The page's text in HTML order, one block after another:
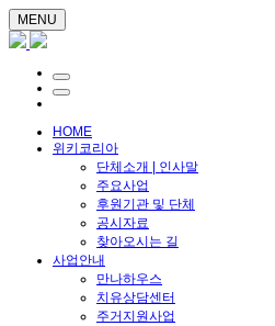
MENU
HOME
위키코리아
단체소개 | 인사말
주요사업
후원기관 및 단체
공시자료
찾아오시는 길
사업안내
만나하우스
치유상담센터
주거지원사업